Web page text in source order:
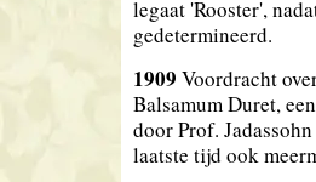
legaat 'Rooster',
gedetermineerd.
1909 Voordracht
Balsamum Duret,
door Prof.
laatste tijd ook